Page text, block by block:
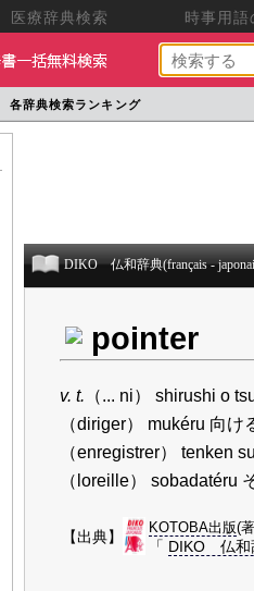
医療辞典検索 時事用語
各辞典検索ランキング
DIKO 仏和辞典(français -
pointer
v. t. （... ni） shirushi o
（diriger） mukéru 向け
（enregistrer） tenken
（loreille） sobadatéru
【出典】
KOTOBA出版(
「 DIKO 仏和